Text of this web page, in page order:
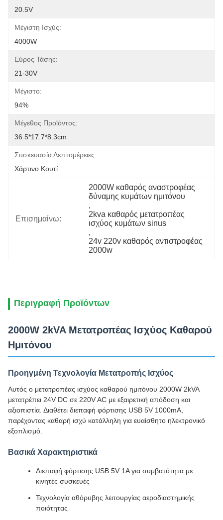
20.5V
Μέγιστη Ισχύς:
4000W
Εύρος Τάσης:
21-30V
Μέγιστο:
94%
Μέγεθος Προϊόντος:
36.5*17.7*8.3cm
Συσκευασία Λεπτομέρειες:
Χάρτινο Κουτί
Επισημαίνω:
2000W καθαρός αναστροφέας
δύναμης κυμάτων ημιτόνου
,
2kva καθαρός μετατροπέας
ισχύος κυμάτων sinus
,
24v 220v καθαρός αντιστροφέας
2000w
Περιγραφή Προϊόντων
2000W 2kVA Μετατροπέας Ισχύος Καθαρού
Ημιτόνου
Προηγμένη Τεχνολογία Μετατροπής Ισχύος
Αυτός ο μετατροπέας ισχύος καθαρού ημιτόνου 2000W 2kVA
μετατρέπει 24V DC σε 220V AC με εξαιρετική απόδοση και
αξιοπιστία. Διαθέτει διεπαφή φόρτισης USB 5V 1000mA,
παρέχοντας καθαρή ισχύ κατάλληλη για ευαίσθητο ηλεκτρονικό
εξοπλισμό.
Βασικά Χαρακτηριστικά
Διεπαφή φόρτισης USB 5V 1A για συμβατότητα με
κινητές συσκευές
Τεχνολογία αθόρυβης λειτουργίας αεροδιαστημικής
ποιότητας